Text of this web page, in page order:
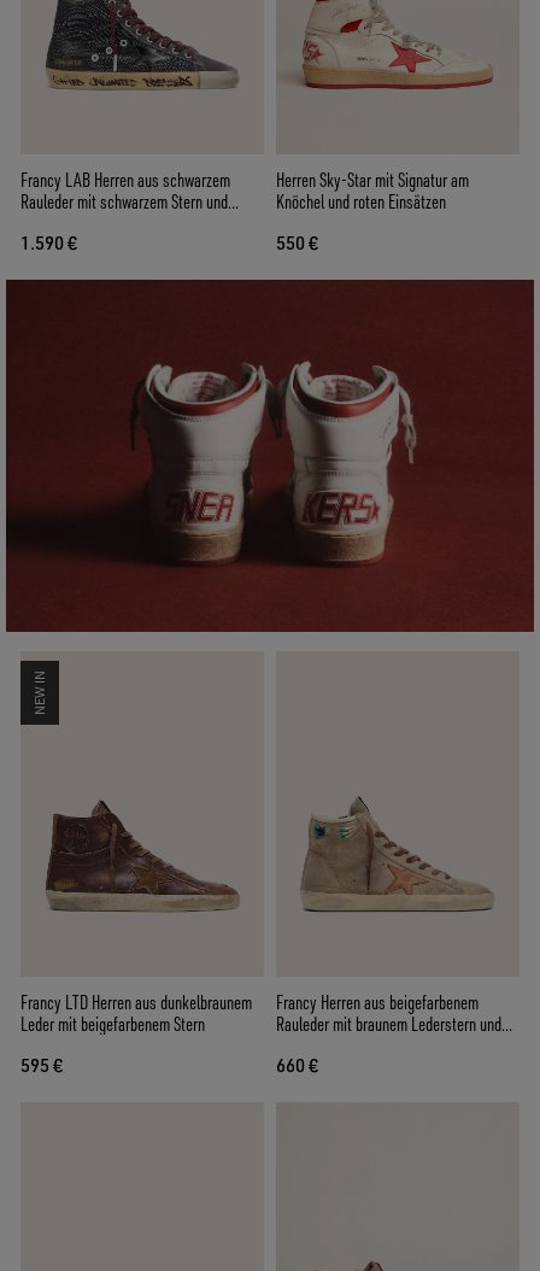
Francy LAB Herren aus schwarzem
Rauleder mit schwarzem Stern und
1.590 €
Herren Sky-Star mit Signatur am
Knöchel und roten Einsätzen
550 €
NEW IN
Francy LTD Herren aus dunkelbraunem
Leder mit beigefarbenem Stern
595 €
Francy Herren aus beigefarbenem
Rauleder mit braunem Lederstern und
660 €